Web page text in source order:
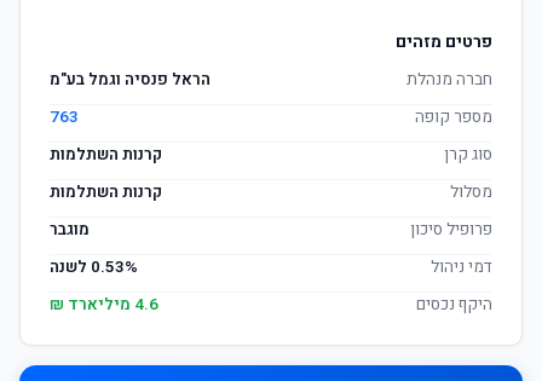
פרטים מזהים
חברה מנהלת
הראל פנסיה וגמל בע"מ
מספר קופה
763
סוג קרן
קרנות השתלמות
מסלול
קרנות השתלמות
פרופיל סיכון
מוגבר
דמי ניהול
0.53% לשנה
היקף נכסים
4.6 מיליארד ₪